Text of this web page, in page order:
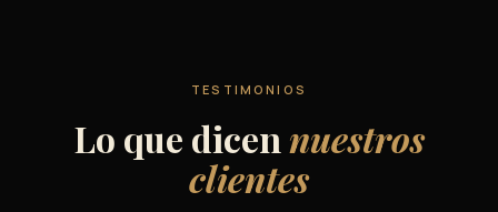
TESTIMONIOS
Lo que dicen nuestros
clientes